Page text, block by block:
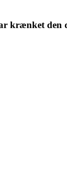
krænket den